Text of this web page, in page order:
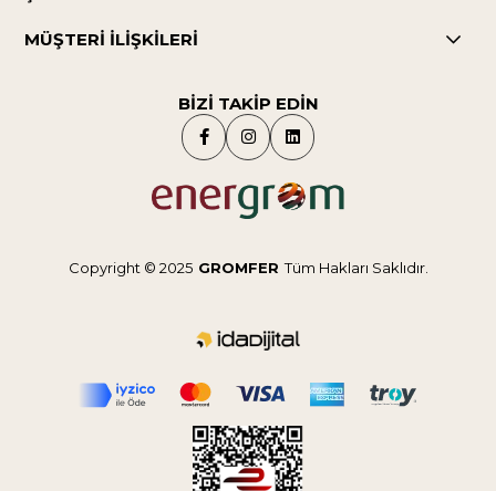
MÜŞTERİ İLİŞKİLERİ
BİZİ TAKİP EDİN
Copyright © 2025 GROMFER Tüm Hakları Saklıdır.